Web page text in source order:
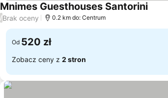
Mnimes Guesthouses Santorini
/Brak oceny 0.2 km do: Centrum
Od 520 zł
Zobacz ceny z 2 stron